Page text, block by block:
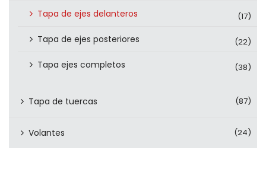
Tapa de ejes delanteros (17)
Tapa de ejes posteriores (22)
Tapa ejes completos (38)
Tapa de tuercas (87)
Volantes (24)